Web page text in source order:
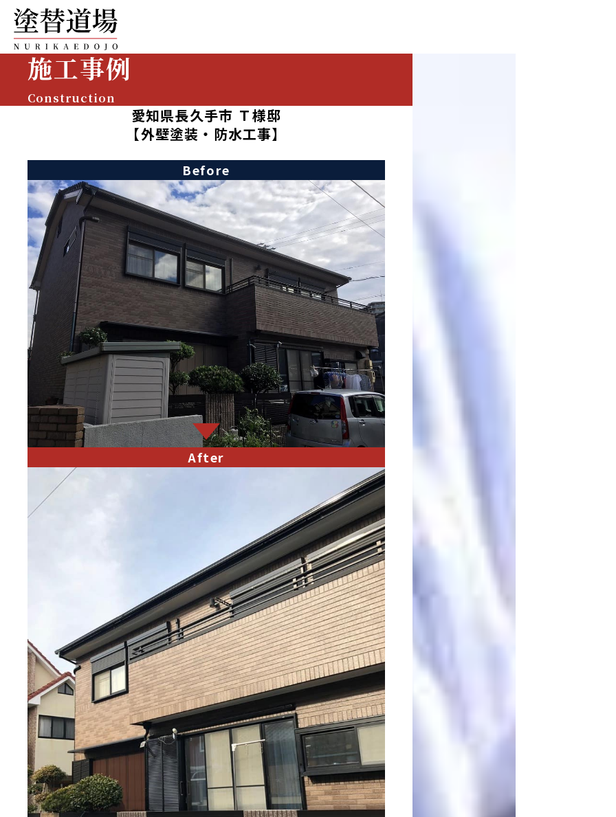
施工事例
Construction
愛知県長久手市 Ｔ様邸
【外壁塗装・防水工事】
Before
After